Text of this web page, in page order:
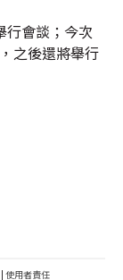
行會談；今次
之後還將舉行
| 使用者責任